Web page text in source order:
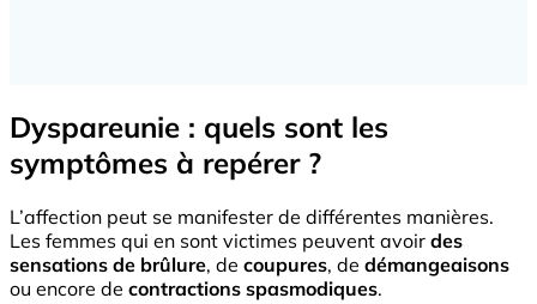
Dyspareunie : quels sont les
symptômes à repérer ?
L’affection peut se manifester de différentes manières.
Les femmes qui en sont victimes peuvent avoir des
sensations de brûlure, de coupures, de démangeaisons
ou encore de contractions spasmodiques.